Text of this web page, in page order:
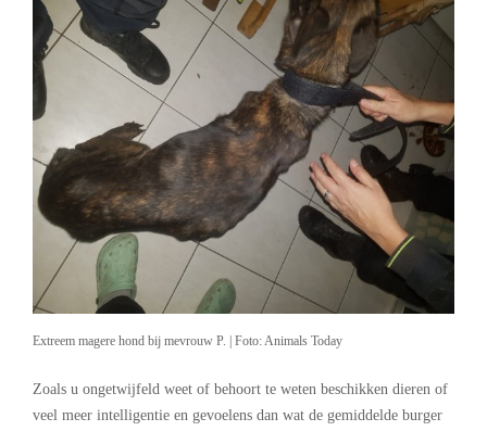
Extreem magere hond bij mevrouw P. | Foto: Animals Today
Zoals u ongetwijfeld weet of behoort te weten beschikken dieren of
veel meer intelligentie en gevoelens dan wat de gemiddelde burger